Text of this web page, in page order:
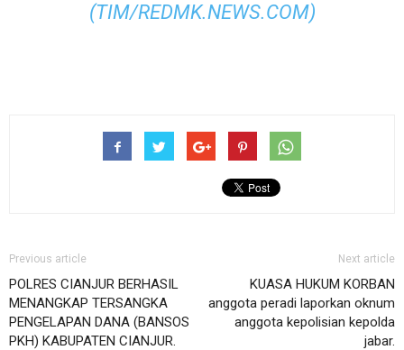
(TIM/REDMK.NEWS.COM)
Previous article
POLRES CIANJUR BERHASIL
MENANGKAP TERSANGKA
PENGELAPAN DANA (BANSOS
PKH) KABUPATEN CIANJUR.
Next article
KUASA HUKUM KORBAN
anggota peradi laporkan oknum
anggota kepolisian kepolda
jabar.